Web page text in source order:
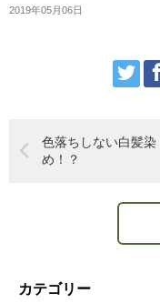
2019年05月06日
色落ちしない白髪染
め！？
カテゴリー